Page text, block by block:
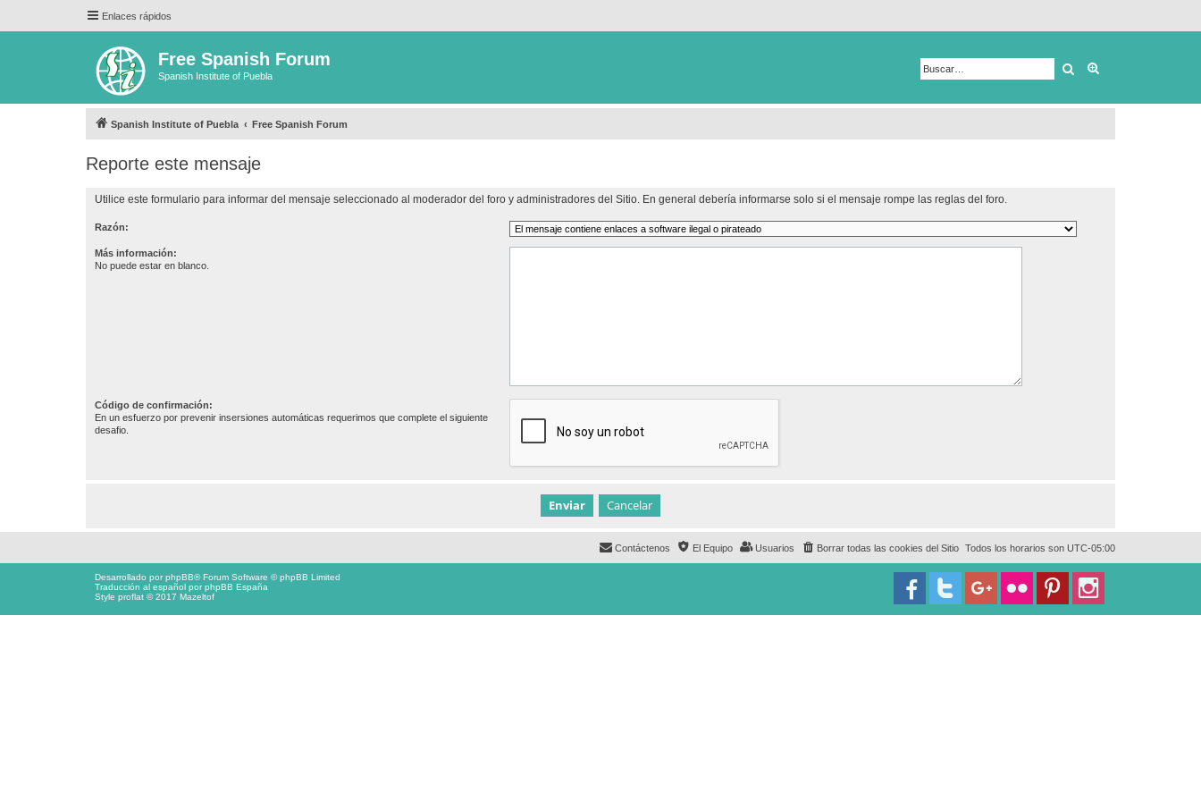
Enlaces rápidos
Free Spanish Forum
Spanish Institute of Puebla Buscar
Spanish Institute of Puebla Free Spanish Forum
Reporte este mensaje
Utilice este formulario para informar del mensaje seleccionado al moderador del foro y administradores del Sitio. En general debería informarse solo si el mensaje rompe las reglas del foro.
Razón:
Más información:
No puede estar en blanco.
Código de confirmación:
En un esfuerzo por prevenir insersiones automáticas requerimos que complete el siguiente
desafio.
Todos los horarios son UTC-05:00
Borrar todas las cookies del Sitio
Usuarios
El Equipo
Contáctenos
Desarrollado porphpBB® Forum Software © phpBB Limited
Traducción al español porphpBB España
Style proflat © 2017 Mazeltof